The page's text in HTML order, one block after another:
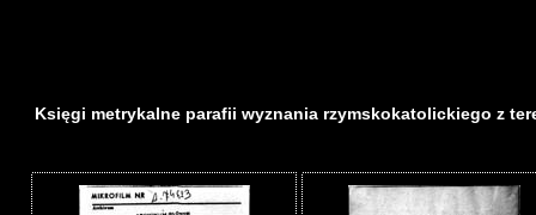
Księgi metrykalne parafii wyznania rzymskokatolickiego z